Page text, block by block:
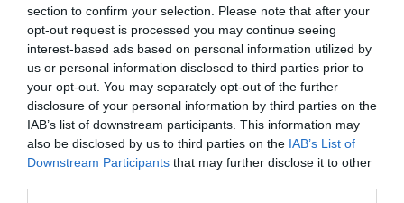
section to confirm your selection. Please note that after your
opt-out request is processed you may continue seeing
interest-based ads based on personal information utilized by
us or personal information disclosed to third parties prior to
your opt-out. You may separately opt-out of the further
disclosure of your personal information by third parties on the
IAB’s list of downstream participants. This information may
also be disclosed by us to third parties on the IAB’s List of
Downstream Participants that may further disclose it to other